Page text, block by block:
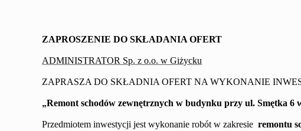
ZAPROSZENIE DO SKŁADANIA OFERT
ADMINISTRATOR Sp. z o.o. w Giżycku
ZAPRASZA DO SKŁADNIA OFERT NA WYKONANIE
„Remontschodów zewnętrznych w budynku przy ul.Smętka 6
Przedmiotem inwestycji jest wykonanie robót w zakresie remontu